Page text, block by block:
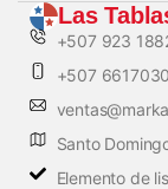
Las
+507 923
+507
Santo
Elemento de